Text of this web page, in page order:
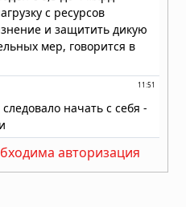
авторизация